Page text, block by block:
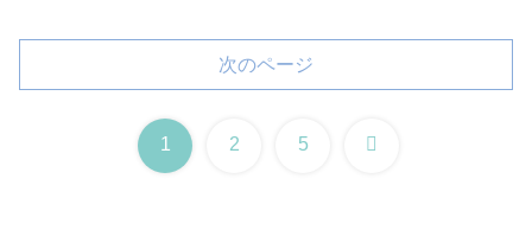
次のページ
1 2 5 次